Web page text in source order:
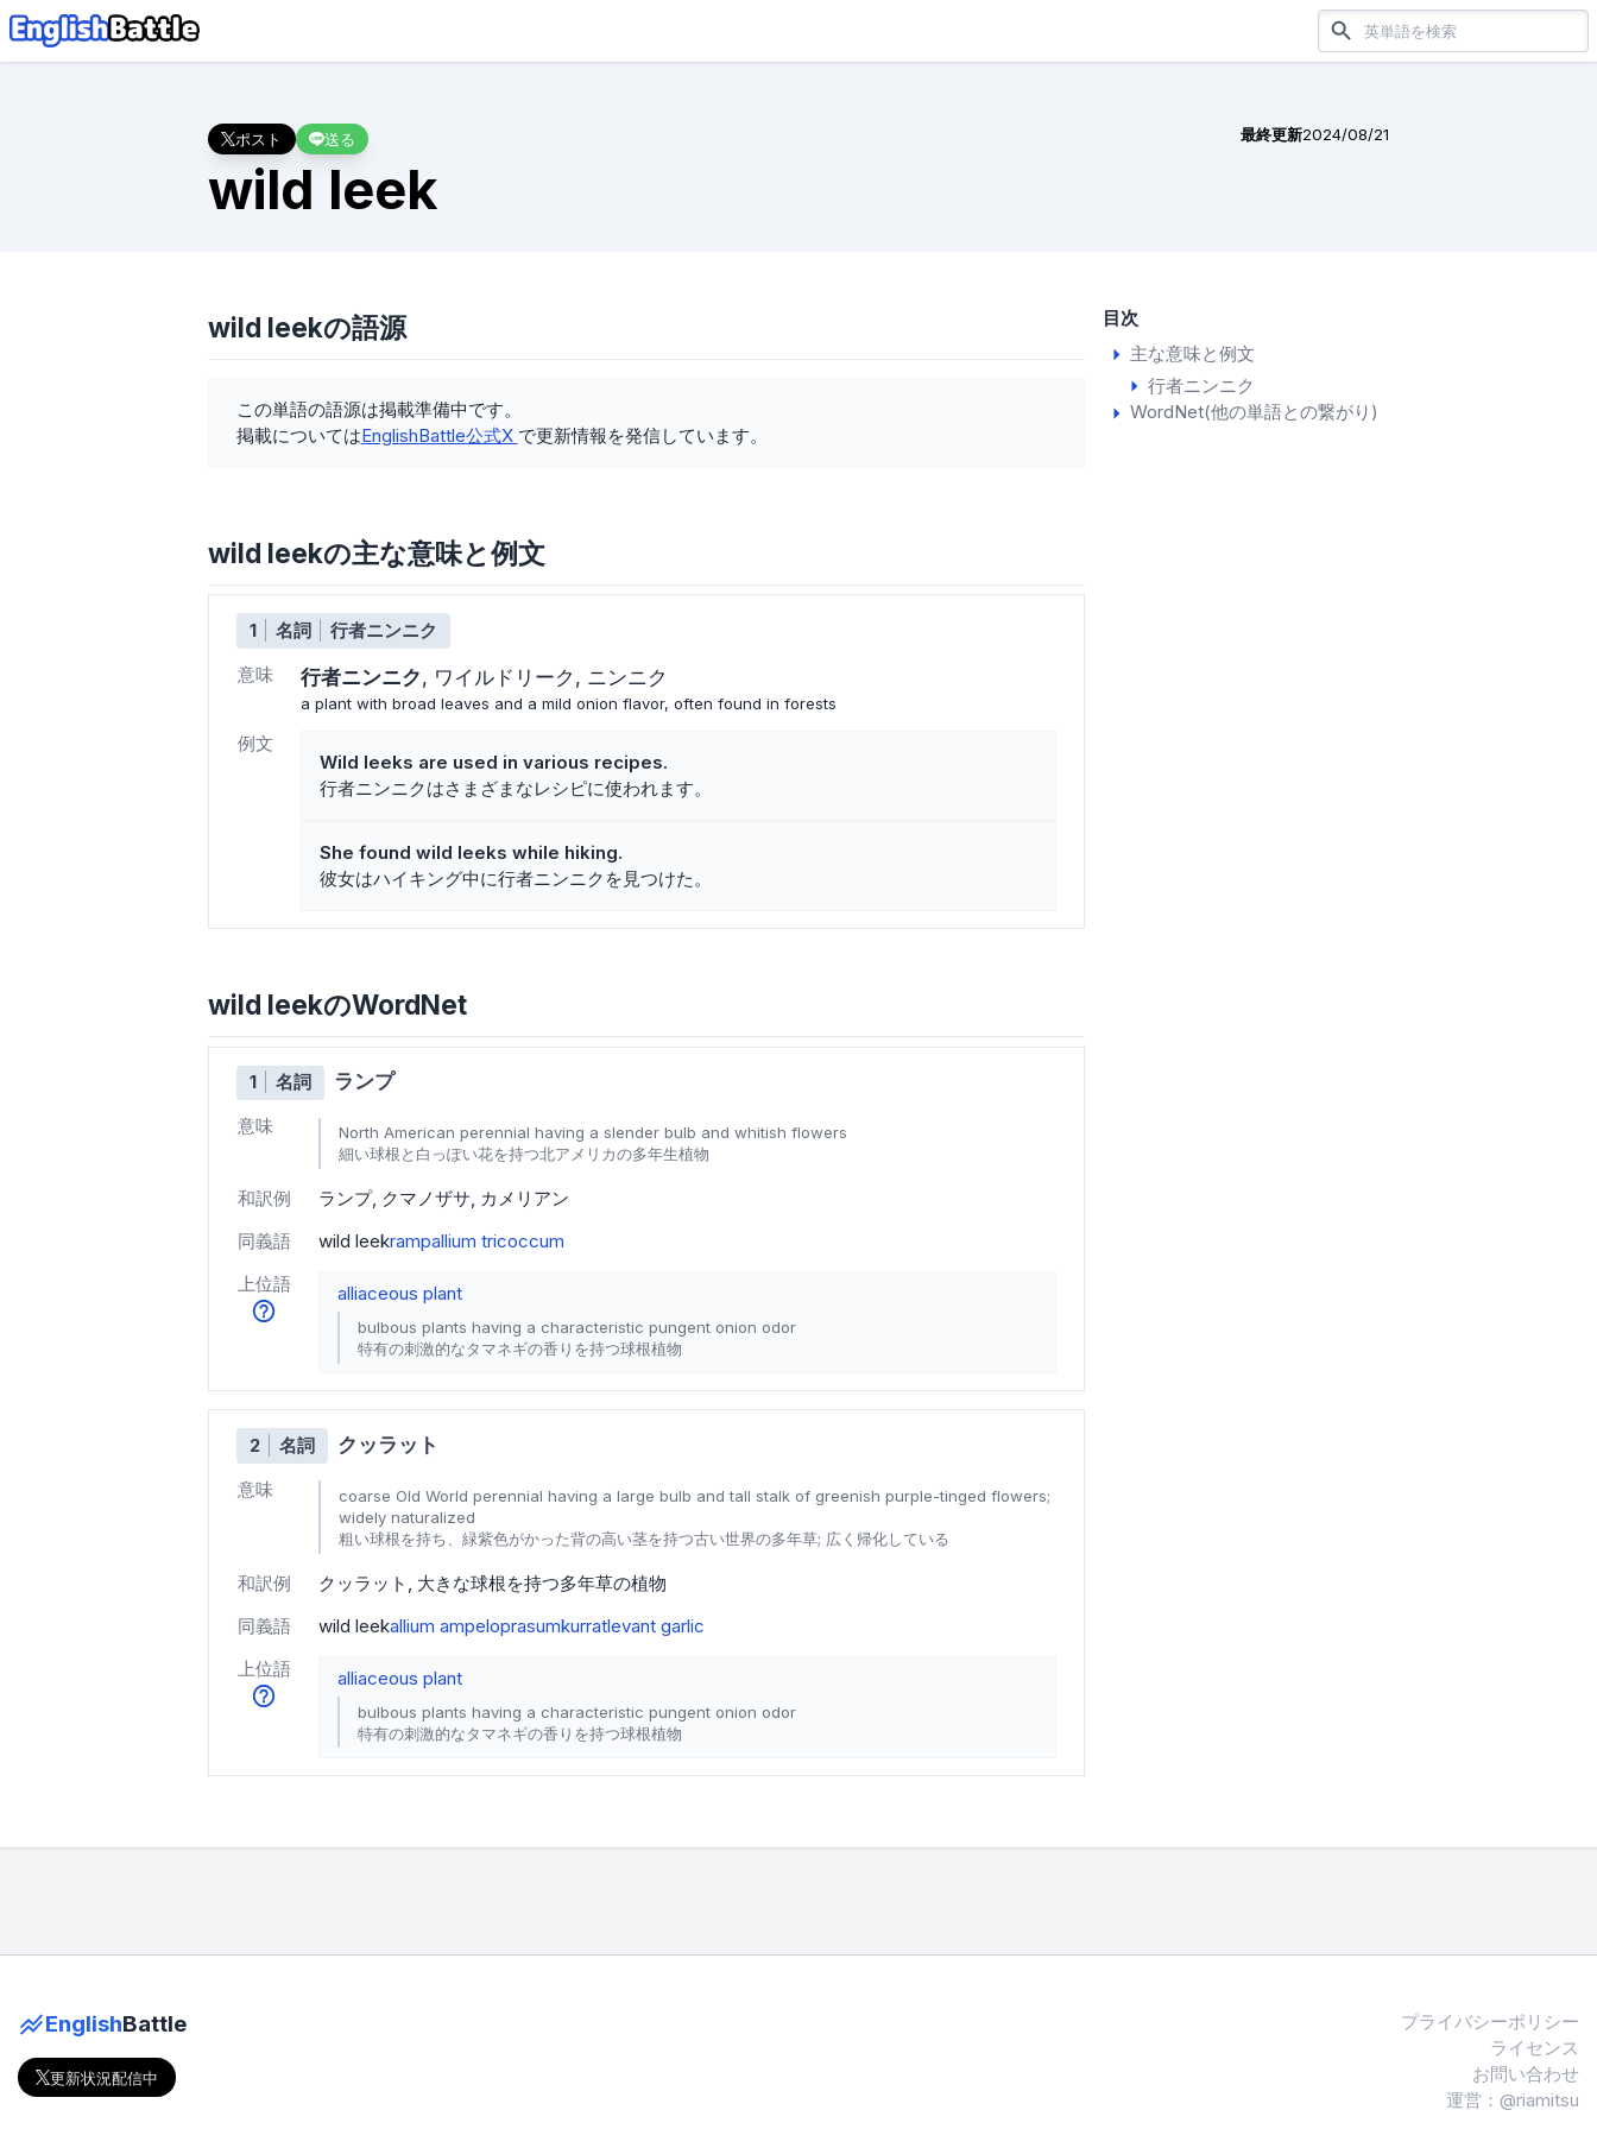
ポスト 送る 最終更新2024/08/21
wild leek
目次
主な意味と例文
行者ニンニク
WordNet(他の単語との繋がり)
wild leekの語源
この単語の語源は掲載準備中です。
掲載についてはEnglishBattle公式X で更新情報を発信しています。
wild leekの主な意味と例文
1 名詞
行者ニンニク
意味
行者ニンニク ワイルドリーク ニンニク
a plant with broad leaves and a mild onion flavor, often found in forests
例文
Wild leeks are used in various recipes.
行者ニンニクはさまざまなレシピに使われます。
She found wild leeks while hiking.
彼女はハイキング中に行者ニンニクを見つけた。
wild leekのWordNet
1 名詞 ランプ
意味
North American perennial having a slender bulb and whitish flowers
細い球根と白っぽい花を持つ北アメリカの多年生植物
和訳例 ランプ クマノザサ カメリアン
同義語
wild leekrampallium tricoccum
上位語
alliaceous plant
bulbous plants having a characteristic pungent onion odor
特有の刺激的なタマネギの香りを持つ球根植物
2 名詞 クッラット
意味
coarse Old World perennial having a large bulb and tall stalk of greenish purple-tinged flowers;
widely naturalized
粗い球根を持ち、緑紫色がかった背の高い茎を持つ古い世界の多年草; 広く帰化している
和訳例 クッラット
大きな球根を持つ多年草の植物
同義語
wild leekallium ampeloprasumkurratlevant garlic
上位語
alliaceous plant
bulbous plants having a characteristic pungent onion odor
特有の刺激的なタマネギの香りを持つ球根植物
EnglishBattle
更新状況配信中
プライバシーポリシー
ライセンス
お問い合わせ
運営：@riamitsu